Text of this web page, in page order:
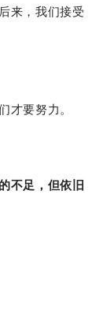
来，我们接受
才要努力。
不足，但依旧